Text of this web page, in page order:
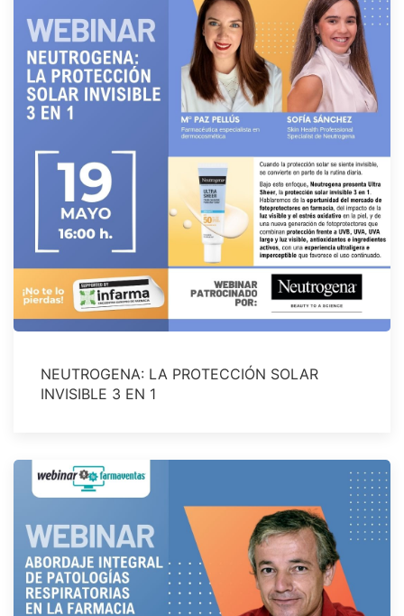
NEUTROGENA: LA PROTECCIÓN SOLAR
INVISIBLE 3 EN 1